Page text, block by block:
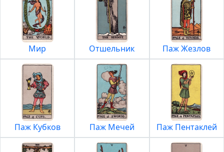
Мир Отшельник Паж Жезлов
Паж Кубков Паж Мечей Паж Пентаклей